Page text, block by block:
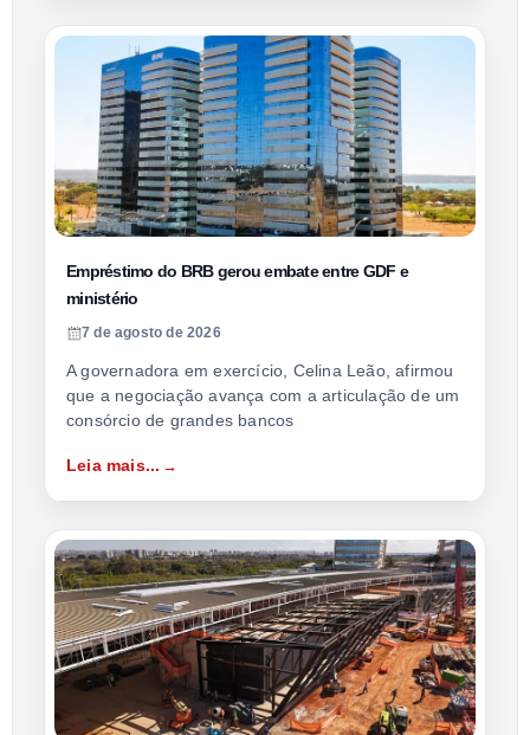
Empréstimo do BRB gerou embate entre GDF e
ministério
7 de agosto de 2026
A governadora em exercício, Celina Leão, afirmou
que a negociação avança com a articulação de um
consórcio de grandes bancos
Leia mais...